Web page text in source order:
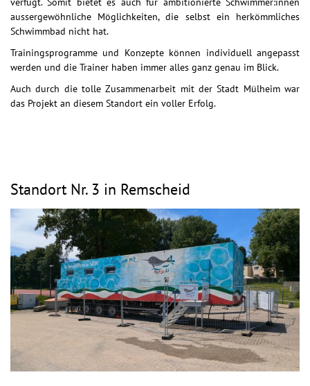
aussergewöhnliche Möglichkeiten, die selbst ein herkömmliches
Schwimmbad nicht hat.
Trainingsprogramme und Konzepte können individuell angepasst
werden und die Trainer haben immer alles ganz genau im Blick.
Auch durch die tolle Zusammenarbeit mit der Stadt Mülheim war
das Projekt an diesem Standort ein voller Erfolg.
Standort Nr. 3 in Remscheid